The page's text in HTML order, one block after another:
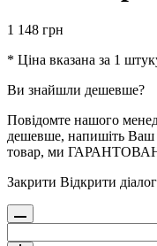
1 148 грн
* Ціна вказана за 1
Ви знайшли дешевше?
Повідомте нашого
дешевше, напишіть Ваш
товар, ми
Закрити Відкрити